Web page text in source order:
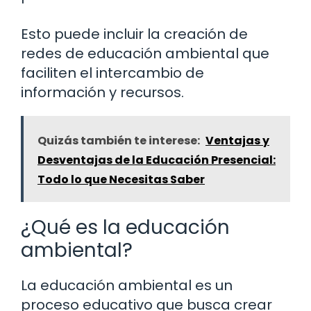
Esto puede incluir la creación de
redes de educación ambiental que
faciliten el intercambio de
información y recursos.
Quizás también te interese: Ventajas y
Desventajas de la Educación Presencial:
Todo lo que Necesitas Saber
¿Qué es la educación
ambiental?
La educación ambiental es un
proceso educativo que busca crear